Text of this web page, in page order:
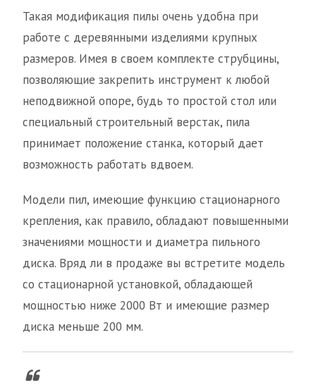
Такая модификация пилы очень удобна при
работе с деревянными изделиями крупных
размеров. Имея в своем комплекте струбцины,
позволяющие закрепить инструмент к любой
неподвижной опоре, будь то простой стол или
специальный строительный верстак, пила
принимает положение станка, который дает
возможность работать вдвоем.
Модели пил, имеющие функцию стационарного
крепления, как правило, обладают повышенными
значениями мощности и диаметра пильного
диска. Вряд ли в продаже вы встретите модель
со стационарной установкой, обладающей
мощностью ниже 2000 Вт и имеющие размер
диска меньше 200 мм.